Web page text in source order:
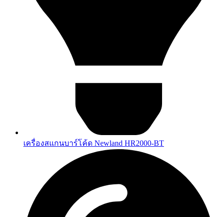
เครื่องสแกนบาร์โค้ด Newland HR2000-BT